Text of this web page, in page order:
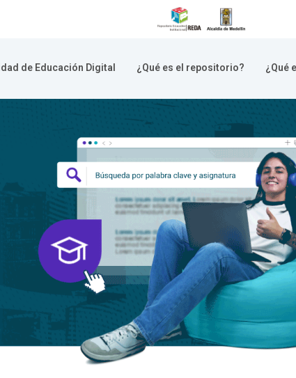
de Educación Digital ¿Qué es el repositorio? ¿Qué